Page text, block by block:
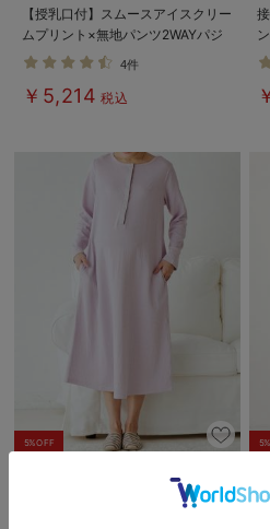
【授乳口付】スムースアイスクリー
ムプリント×無地パンツ2WAYパジ
ャマ
4件
￥5,214 税込
5%OFF
【綿100％】接結ガーゼAラインワ